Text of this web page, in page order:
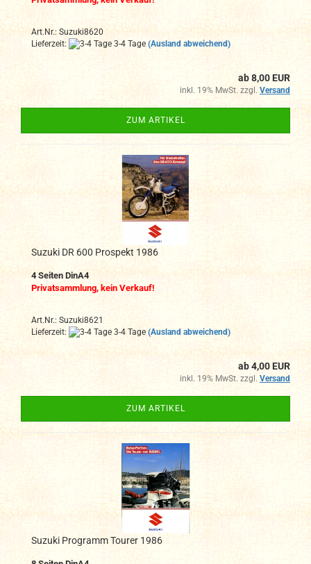
Art.Nr.: Suzuki8620
Lieferzeit:
3-4 Tage (Ausland abweichend)
ab 8,00 EUR
inkl. 19% MwSt. zzgl. Versand
ZUM ARTIKEL
Suzuki DR 600 Prospekt 1986
4 Seiten DinA4
Privatsammlung, kein Verkauf!
Art.Nr.: Suzuki8621
Lieferzeit:
3-4 Tage (Ausland abweichend)
ab 4,00 EUR
inkl. 19% MwSt. zzgl. Versand
ZUM ARTIKEL
Suzuki Programm Tourer 1986